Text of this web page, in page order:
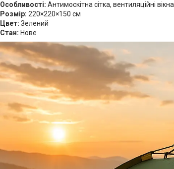
Особливості: Антимоскітна сітка, вентиляційні вікна
Розмір: 220×220×150 см
Цвет: Зелений
Стан: Нове